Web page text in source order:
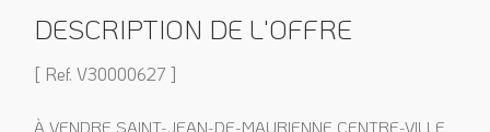
DESCRIPTION DE L'OFFRE
[ Ref. V30000627 ]
À VENDRE SAINT-JEAN-DE-MAURIENNE CENTRE-VILLE